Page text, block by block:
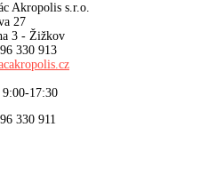
Akropolis s.r.o.
27
3 - Žižkov
330 913
9:00-17:30
330 911